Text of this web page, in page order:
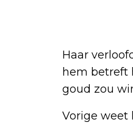
Haar
hem betreft
goud zou
Vorige weet